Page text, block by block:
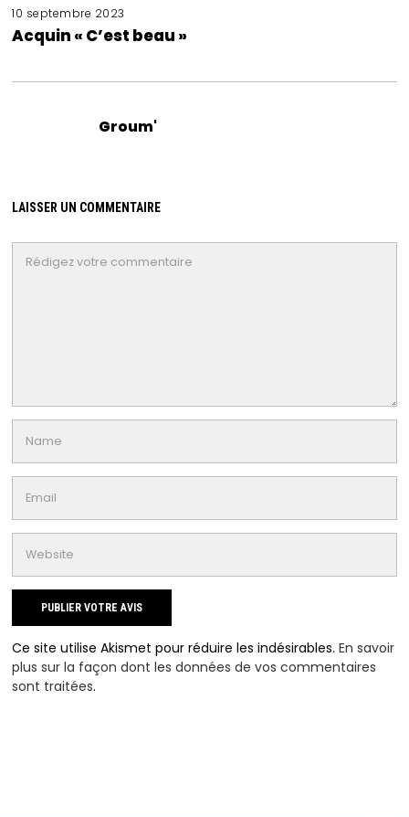
10 septembre 2023
Acquin « C’est beau »
Groum'
LAISSER UN COMMENTAIRE
Ce site utilise Akismet pour réduire les indésirables.En savoir
plus sur la façon dont les données de vos commentaires
sont traitées.